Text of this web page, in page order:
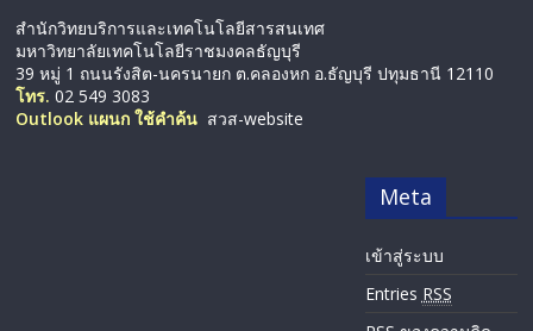
สำนักวิทยบริการและเทคโนโลยีสารสนเทศ
มหาวิทยาลัยเทคโนโลยีราชมงคลธัญบุรี
39 หมู่ 1 ถนนรังสิต-นครนายก ต.คลองหก อ.ธัญบุรี ปทุมธานี 12110
โทร. 02 549 3083
Outlook แผนก ใช้คำค้น สวส-website
Meta
เข้าสู่ระบบ
Entries RSS